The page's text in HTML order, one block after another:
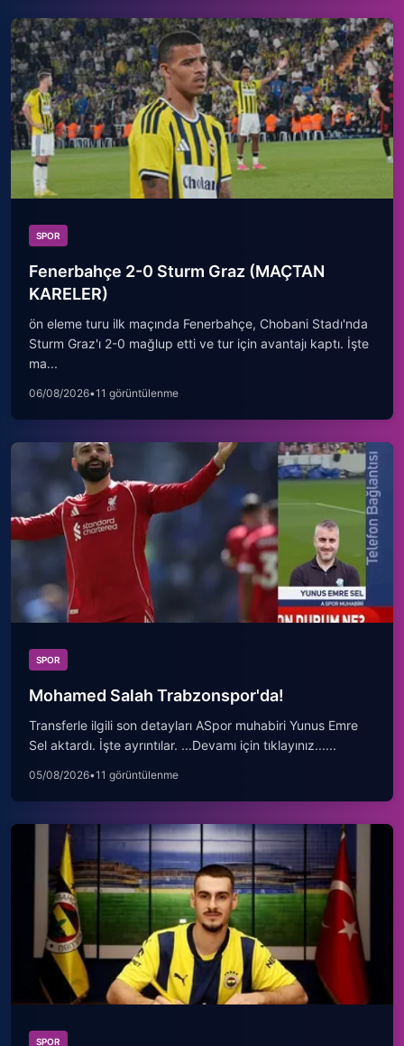
SPOR
Fenerbahçe 2-0 Sturm Graz (MAÇTAN
KARELER)
ön eleme turu ilk maçında Fenerbahçe, Chobani Stadı'nda
Sturm Graz'ı 2-0 mağlup etti ve tur için avantajı kaptı. İşte
ma...
06/08/2026•11 görüntülenme
SPOR
Mohamed Salah Trabzonspor'da!
Transferle ilgili son detayları ASpor muhabiri Yunus Emre
Sel aktardı. İşte ayrıntılar. ...Devamı için tıklayınız......
05/08/2026•11 görüntülenme
SPOR